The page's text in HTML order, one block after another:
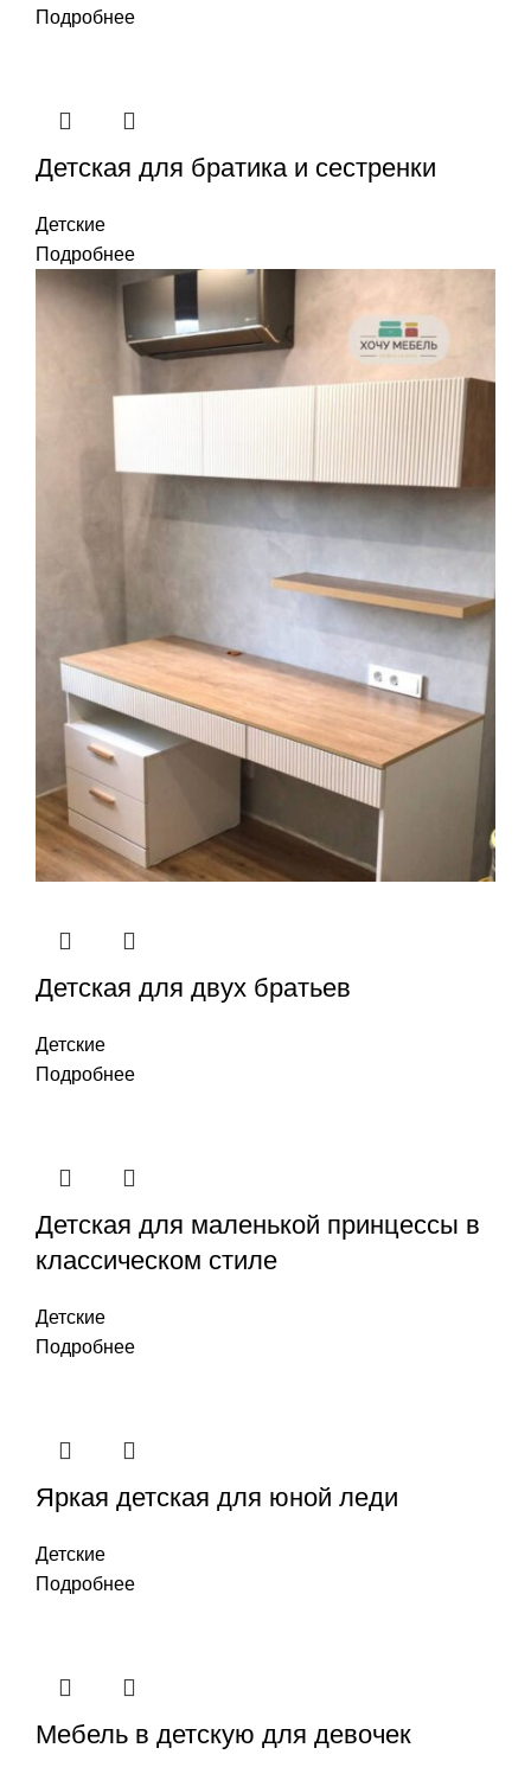
Подробнее
Детская для братика и сестренки
Детские
Подробнее
Детская для двух братьев
Детские
Подробнее
Детская для маленькой принцессы в
классическом стиле
Детские
Подробнее
Яркая детская для юной леди
Детские
Подробнее
Мебель в детскую для девочек